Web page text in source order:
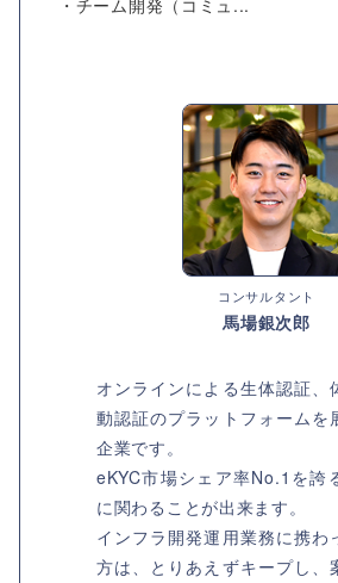
・チーム開発（コミュ...
コンサルタント
馬場銀次郎
オンラインによる生体認証、
動認証のプラットフォームを
企業です。
eKYC市場シェア率No.1を誇
に関わることが出来ます。
インフラ開発運用業務に携わ
方は、とりあえずキープし、